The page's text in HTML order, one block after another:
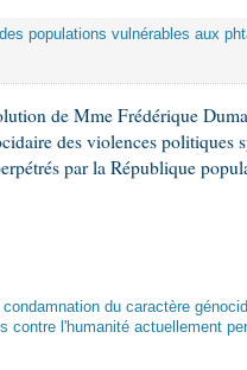
populations vulnérables aux
de Mme Frédérique
des violences politiques
par la République
du caractère
contre l'humanité actuellement